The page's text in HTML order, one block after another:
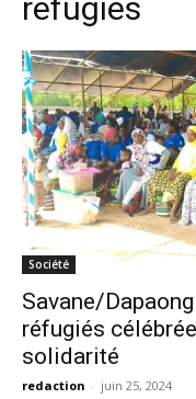
réfugiés
Société
Savane/
réfugiés
solidarité
redaction - juin 25, 2024